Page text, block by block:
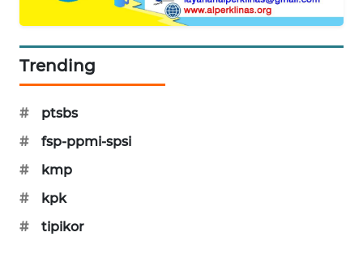
Trending
#
ptsbs
#
fsp-ppmi-spsi
#
kmp
#
kpk
#
tipikor
WATCH
LPKKI
KOPEKLIN